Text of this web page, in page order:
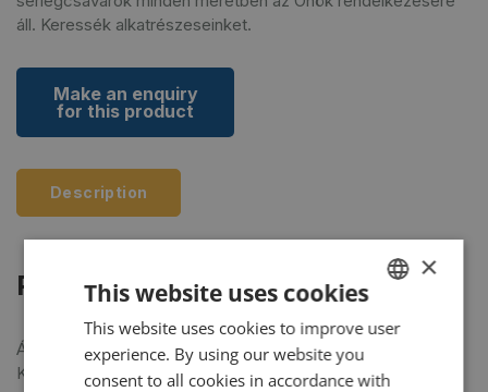
áll. Keressék alkatrészeseinket.
Description
Product Details
Áruátvétel telephelyünkön: 6000 Kecskemét, Könyves
Kálmán krt. 18.
HUNGARIAN
ENGLISH
×
This website uses cookies
This website uses cookies to improve user
experience. By using our website you
consent to all cookies in accordance with